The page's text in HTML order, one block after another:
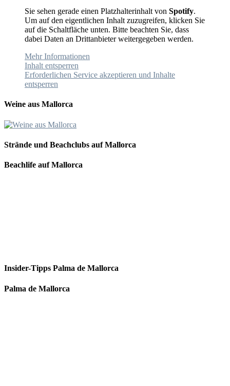
Sie sehen gerade einen Platzhalterinhalt von Spotify.
Um auf den eigentlichen Inhalt zuzugreifen, klicken Sie
auf die Schaltfläche unten. Bitte beachten Sie, dass
dabei Daten an Drittanbieter weitergegeben werden.
Mehr Informationen
Inhalt entsperren
Erforderlichen Service akzeptieren und Inhalte
entsperren
Weine aus Mallorca
Strände und Beachclubs auf Mallorca
Beachlife auf Mallorca
Insider-Tipps Palma de Mallorca
Palma de Mallorca